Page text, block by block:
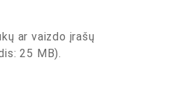
ar vaizdo įrašų
25 MB).